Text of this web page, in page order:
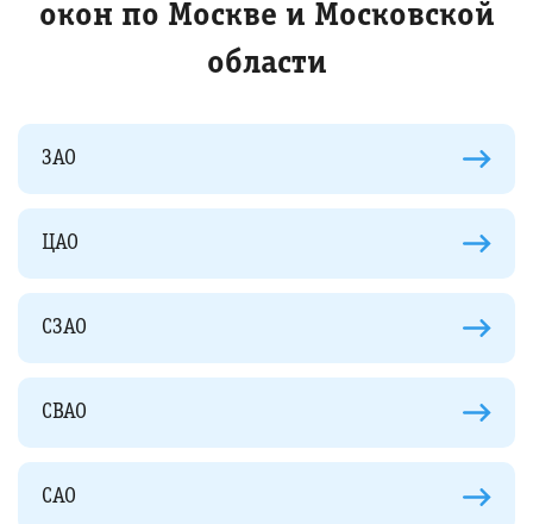
окон по Москве и Московской
области
ЗАО
ЦАО
СЗАО
СВАО
САО